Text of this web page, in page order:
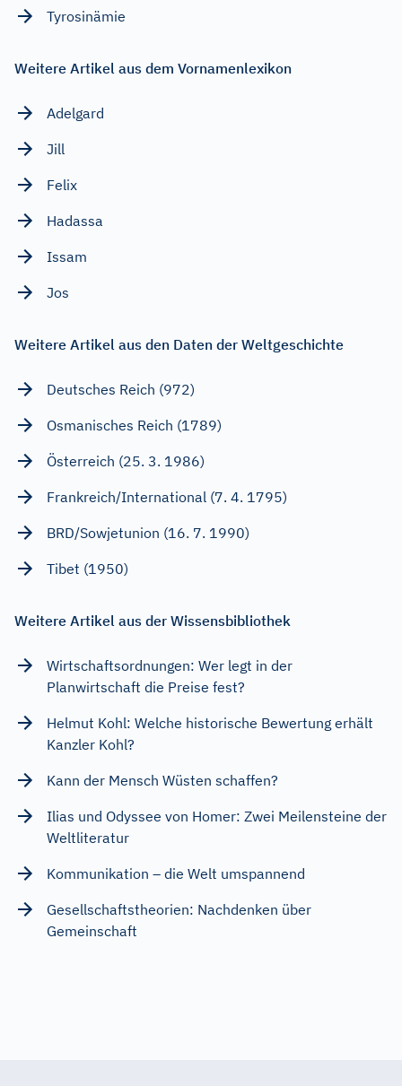
Tyrosinämie
Weitere Artikel aus dem Vornamenlexikon
Adelgard
Jill
Felix
Hadassa
Issam
Jos
Weitere Artikel aus den Daten der Weltgeschichte
Deutsches Reich (972)
Osmanisches Reich (1789)
Österreich (25. 3. 1986)
Frankreich/International (7. 4. 1795)
BRD/Sowjetunion (16. 7. 1990)
Tibet (1950)
Weitere Artikel aus der Wissensbibliothek
Wirtschaftsordnungen: Wer legt in der
Planwirtschaft die Preise fest?
Helmut Kohl: Welche historische Bewertung erhält
Kanzler Kohl?
Kann der Mensch Wüsten schaffen?
Ilias und Odyssee von Homer: Zwei Meilensteine der
Weltliteratur
Kommunikation – die Welt umspannend
Gesellschaftstheorien: Nachdenken über
Gemeinschaft